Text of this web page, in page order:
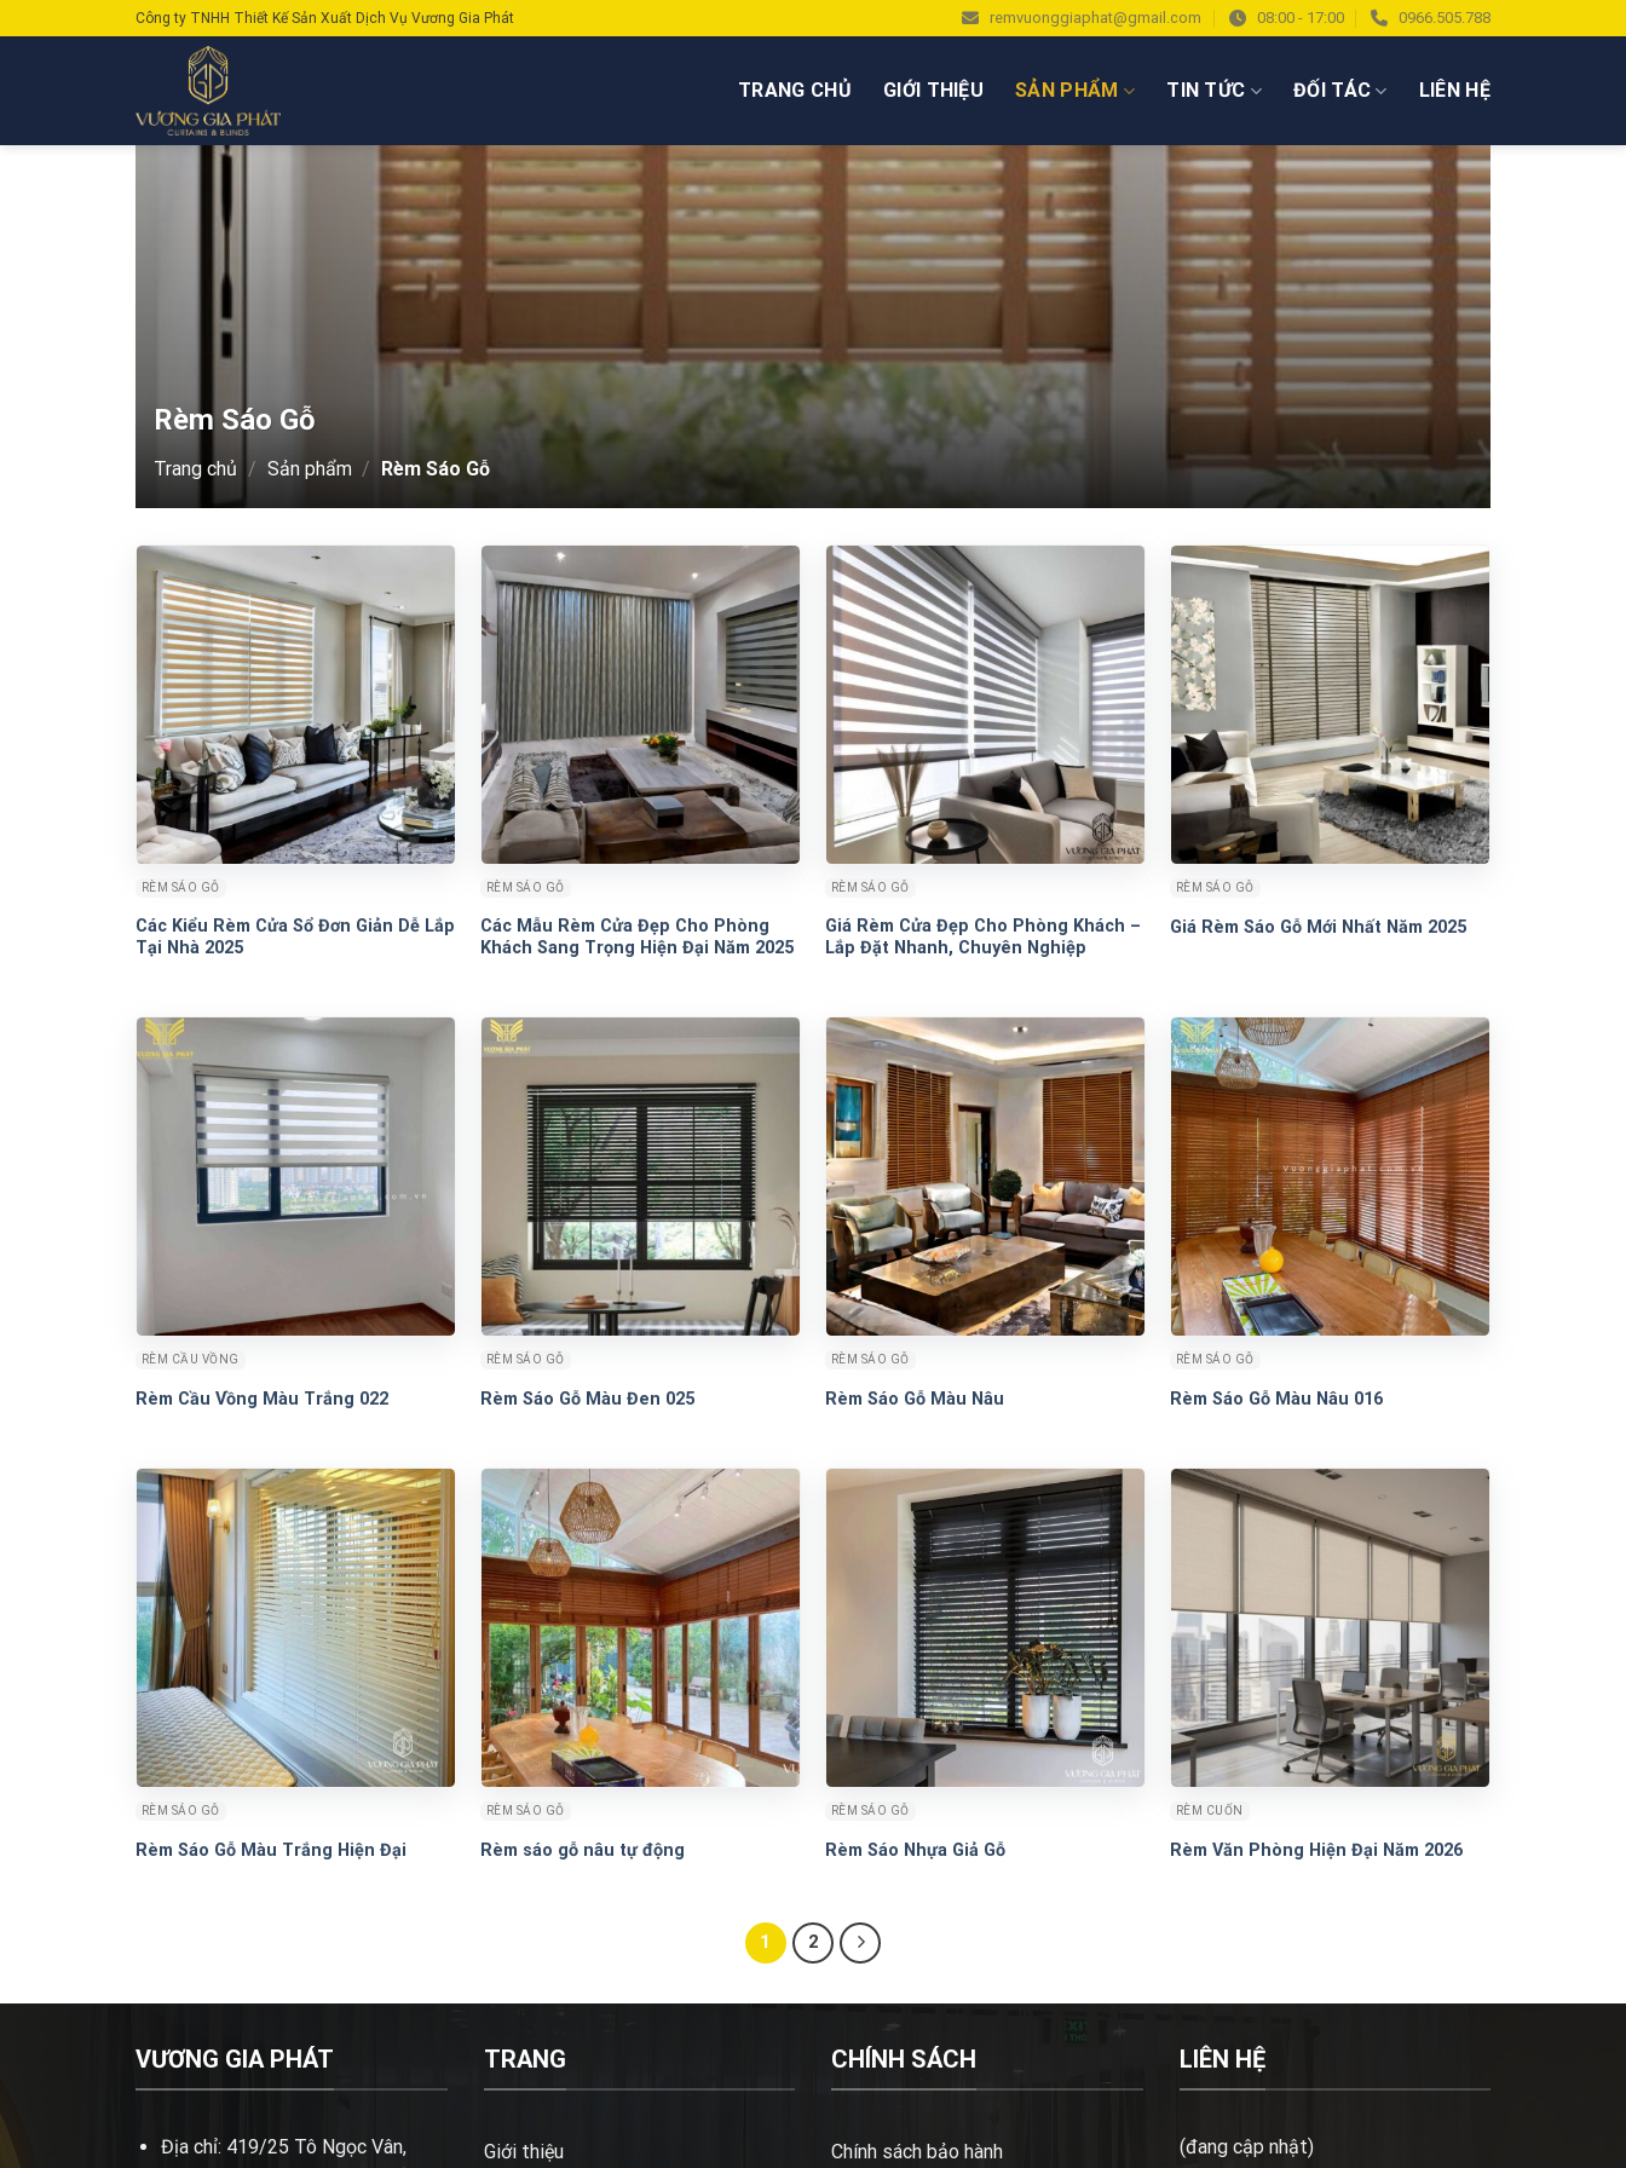
to
Công ty TNHH Thiết Kế Sản Xuất Dịch Vụ Vương Gia Phát remvuonggiaphat@gmail.com 08:00 - 17:00 0966.505.788
TRANG CHỦ GIỚI THIỆU SẢN PHẨM TIN TỨC ĐỐI TÁC LIÊN HỆ
Rèm Sáo Gỗ
Trang chủ / Sản phẩm / Rèm Sáo Gỗ
RÈM SÁO GỖ
Các Kiểu Rèm Cửa Sổ Đơn Giản Dễ Lắp
Tại Nhà 2025
RÈM SÁO GỖ
Các Mẫu Rèm Cửa Đẹp Cho Phòng
Khách Sang Trọng Hiện Đại Năm 2025
RÈM SÁO GỖ
Giá Rèm Cửa Đẹp Cho Phòng Khách –
Lắp Đặt Nhanh, Chuyên Nghiệp
RÈM SÁO GỖ
Giá Rèm Sáo Gỗ Mới Nhất Năm 2025
RÈM CẦU VỒNG
Rèm Cầu Vồng Màu Trắng 022
RÈM SÁO GỖ
Rèm Sáo Gỗ Màu Đen 025
RÈM SÁO GỖ
Rèm Sáo Gỗ Màu Nâu
RÈM SÁO GỖ
Rèm Sáo Gỗ Màu Nâu 016
RÈM SÁO GỖ
Rèm Sáo Gỗ Màu Trắng Hiện Đại
RÈM SÁO GỖ
Rèm sáo gỗ nâu tự động
RÈM SÁO GỖ
Rèm Sáo Nhựa Giả Gỗ
RÈM CUỐN
Rèm Văn Phòng Hiện Đại Năm 2026
1 2
VƯƠNG GIA PHÁT
Địa chỉ: 419/25 Tô Ngọc Vân,
TRANG
Giới thiệu
CHÍNH SÁCH
Chính sách bảo hành
LIÊN HỆ
(đang cập nhật)